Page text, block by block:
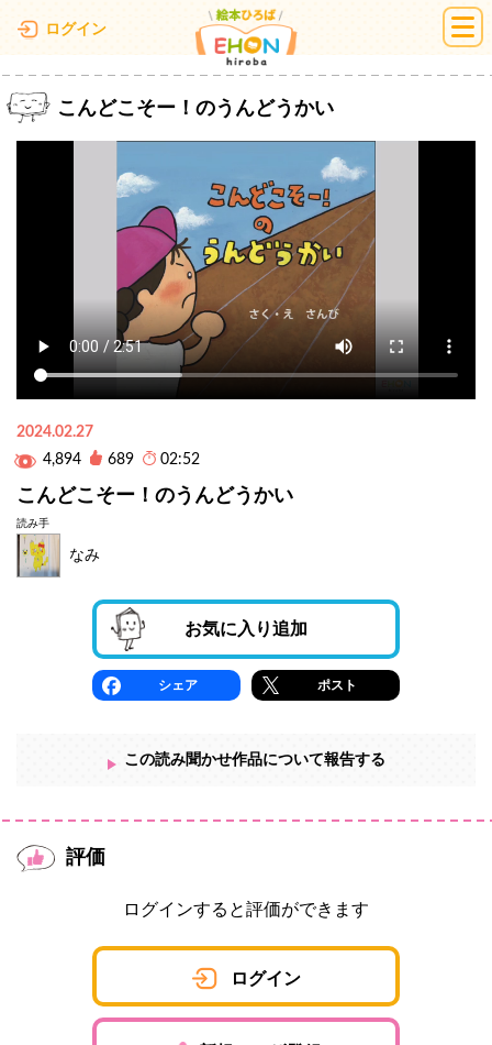
ログイン 絵本ひろば
こんどこそー！のうんどうかい
2024.02.27
4,894
689 02:52
こんどこそー！のうんどうかい
読み手
なみ
お気に入り追加
シェア ポスト
この読み聞かせ作品について報告する
評価
ログインすると評価ができます
ログイン